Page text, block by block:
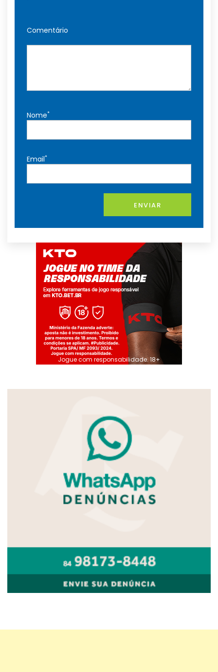
Comentário
Nome*
Email*
ENVIAR
Jogue com responsabilidade. 18+